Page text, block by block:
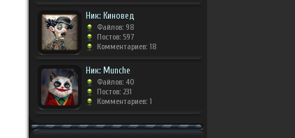
Ник: Киновед
Файлов: 98
Постов: 597
Комментариев: 18
Ник: Munche
Файлов: 40
Постов: 231
Комментариев: 1